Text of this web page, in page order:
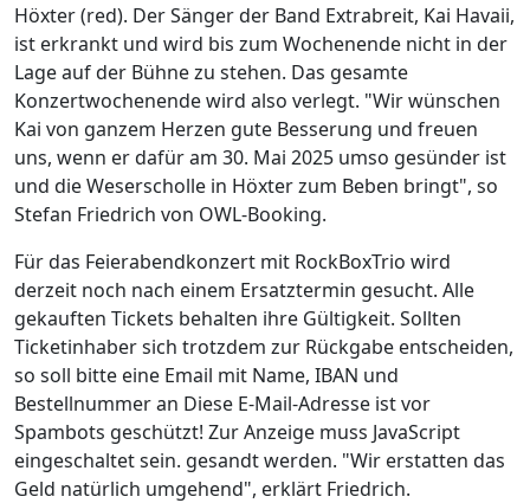
Höxter (red). Der Sänger der Band Extrabreit, Kai Havaii,
ist erkrankt und wird bis zum Wochenende nicht in der
Lage auf der Bühne zu stehen. Das gesamte
Konzertwochenende wird also verlegt. "Wir wünschen
Kai von ganzem Herzen gute Besserung und freuen
uns, wenn er dafür am 30. Mai 2025 umso gesünder ist
und die Weserscholle in Höxter zum Beben bringt", so
Stefan Friedrich von OWL-Booking.
Für das Feierabendkonzert mit RockBoxTrio wird
derzeit noch nach einem Ersatztermin gesucht. Alle
gekauften Tickets behalten ihre Gültigkeit. Sollten
Ticketinhaber sich trotzdem zur Rückgabe entscheiden,
so soll bitte eine Email mit Name, IBAN und
Bestellnummer an Diese E-Mail-Adresse ist vor
Spambots geschützt! Zur Anzeige muss JavaScript
eingeschaltet sein. gesandt werden. "Wir erstatten das
Geld natürlich umgehend", erklärt Friedrich.